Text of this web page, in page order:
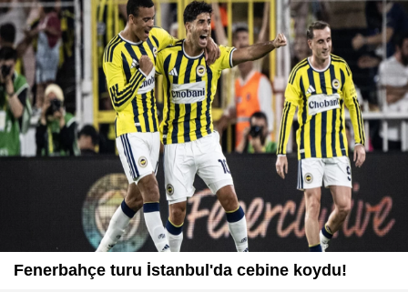
Fenerbahçe turu İstanbul'da cebine koydu!